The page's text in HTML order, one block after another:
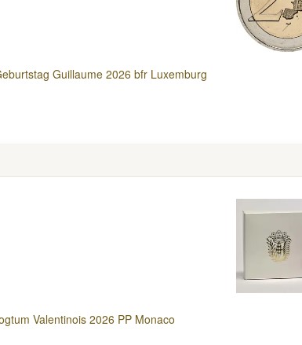
Guillaume 2026 bfr Luxemburg
Valentinois 2026 PP Monaco